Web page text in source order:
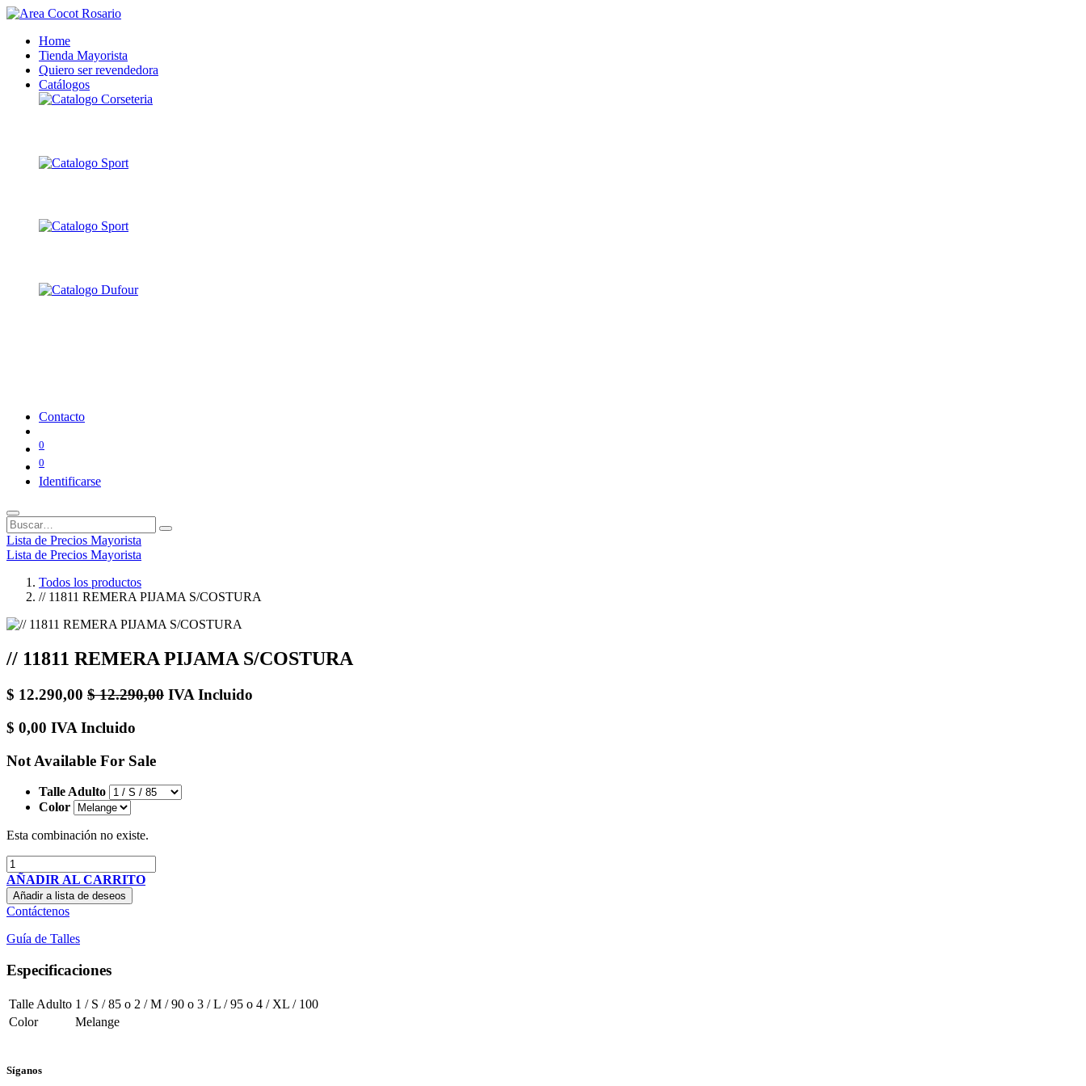
Home
Tienda Mayorista
Quiero ser revendedora
Catálogos
Contacto
0
0
Identificarse
Lista de Precios Mayorista
Lista de Precios Mayorista
Todos los productos
// 11811 REMERA PIJAMA S/COSTURA
// 11811 REMERA PIJAMA S/COSTURA
$ 12.290,00 $12.290,00 IVA Incluido
$ 0,00 IVA Incluido
Not Available For Sale
Talle Adulto
Color
Esta combinación no existe.
AÑADIR AL CARRITO
Añadir a lista de deseos
Contáctenos
Guía de Talles
Especificaciones
Talle Adulto 1 / S / 85 o 2 / M / 90 o 3 / L / 95 o 4 / XL / 100
Color
Melange
Síganos